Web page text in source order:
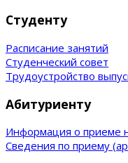
Студенту
Расписание занятий
Студенческий совет
Трудоустройство
Абитуриенту
Информация о приеме
Сведения по приему